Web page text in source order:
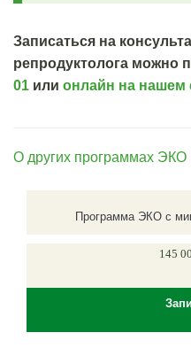
Записаться на
репродуктолога можно
01 или онлайн на нашем
О других программах ЭКО
Программа ЭКО с
145